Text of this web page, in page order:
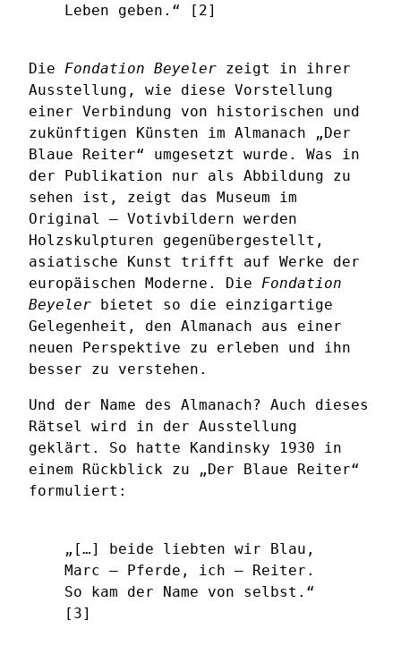
Leben geben.“ [2]
Die Fondation Beyeler zeigt in ihrer
Ausstellung, wie diese Vorstellung
einer Verbindung von historischen und
zukünftigen Künsten im Almanach „Der
Blaue Reiter“ umgesetzt wurde. Was in
der Publikation nur als Abbildung zu
sehen ist, zeigt das Museum im
Original – Votivbildern werden
Holzskulpturen gegenübergestellt,
asiatische Kunst trifft auf Werke der
europäischen Moderne. Die Fondation
Beyeler bietet so die einzigartige
Gelegenheit, den Almanach aus einer
neuen Perspektive zu erleben und ihn
besser zu verstehen.
Und der Name des Almanach? Auch dieses
Rätsel wird in der Ausstellung
geklärt. So hatte Kandinsky 1930 in
einem Rückblick zu „Der Blaue Reiter“
formuliert:
„[…] beide liebten wir Blau,
Marc – Pferde, ich – Reiter.
So kam der Name von selbst.“
[3]